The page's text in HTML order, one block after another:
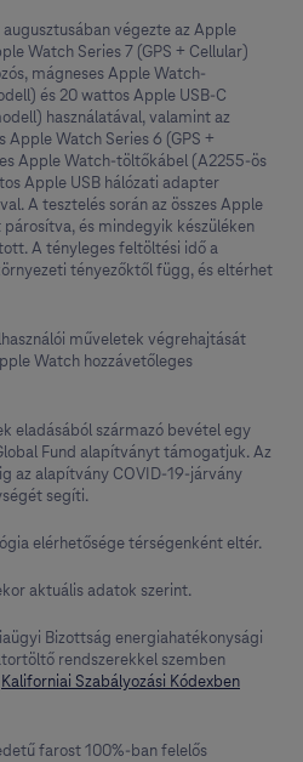
végezte az Apple
Watch Series 7 (GPS + Cellular)
mágneses Apple Watch-
és 20 wattos Apple USB‑C
használatával, valamint az
Apple Watch Series 6 (GPS +
Apple Watch-töltőkábel (A2255-ös
Apple USB hálózati adapter
A tesztelés során az összes Apple
és mindegyik készüléken
A tényleges feltöltési idő a
tényezőktől függ, és eltérhet
műveletek végrehajtását
Watch hozzávetőleges
eladásából származó bevétel egy
Fund alapítványt támogatjuk. Az
az alapítvány COVID‑19-járvány
segíti.
elérhetősége térségenként eltér.
aktuális adatok szerint.
Bizottság energiahatékonysági
rendszerekkel szemben
Kaliforniai Szabályozási Kódexben
farost 100%‑ban felelős